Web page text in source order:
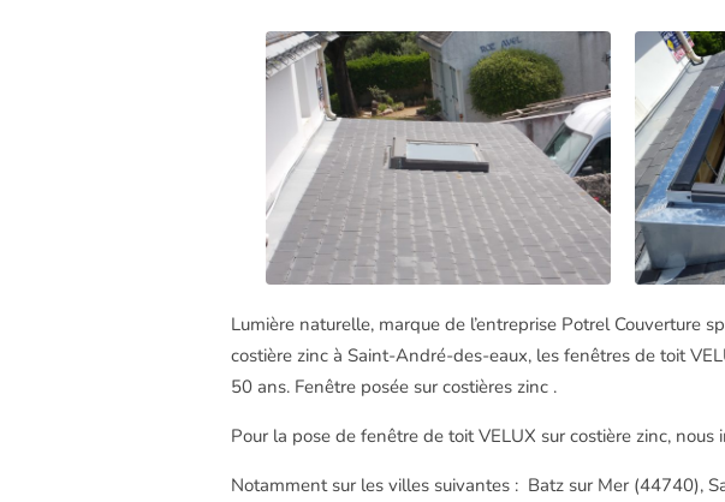
Lumière naturelle, marque de l’entreprise Potrel Couverture
costière zinc à Saint-André-des-eaux, les fenêtres de toit
50 ans. Fenêtre posée sur costières zinc .
Pour la pose de fenêtre de toit VELUX sur costière zinc, nous
Notamment sur les villes suivantes : Batz sur Mer (44740),